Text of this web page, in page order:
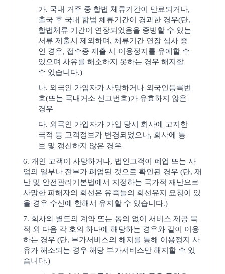
가. 국내 거주 중 합법 체류기간이 만료되거나,
출국 후 국내 합법 체류기간이 경과한 경우(단,
합법체류 기간이 연장되었음을 증빙할 수 있는
서류 제출시 제외하며, 체류기간 연장 심사 중
인 경우, 접수증 제출 시 이용정지를 유예할 수
있으며 사유를 해소하지 못하는 경우 해지할
수 있습니다.)
나. 외국인 가입자가 사망하거나 외국인등록번
호(또는 국내거소 신고번호)가 유효하지 않은
경우
다. 외국인 가입자가 가입 당시 회사에 고지한
국적 등 고객정보가 변경되었으나, 회사에 통
보 및 갱신하지 않은 경우
6. 개인 고객이 사망하거나, 법인고객이 폐업 또는 사
업의 일부나 전부가 폐업된 것으로 확인된 경우 (단, 재
난 및 안전관리기본법에서 지정하는 국가적 재난으로
사망한 피해자의 회선은 유족들의 회선유지 요청이 있
을 경우 수신에 한해서 유지할 수 있습니다.)
7. 회사와 별도의 계약 또는 동의 없이 서비스 제공 목
적 외 다음 각 호의 하나에 해당하는 경우와 같이 이용
하는 경우 (단, 부가서비스의 해지를 통해 이용정지 사
유가 해소되는 경우 해당 부가서비스만 해지할 수 있
습니다.)